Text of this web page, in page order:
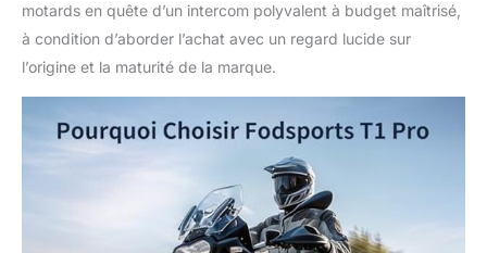
équipé d'une fonction
de coupure du micro,
vous permettant de
communication
intercom ou un appel
téléphonique afin de
préserver votre intimité.
Une fonction radio FM
motards en quête d’un intercom polyvalent à budget maîtrisé,
à condition d’aborder l’achat avec un regard lucide sur
l’origine et la maturité de la marque.